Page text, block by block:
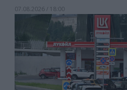
07.08.2026 / 18:00